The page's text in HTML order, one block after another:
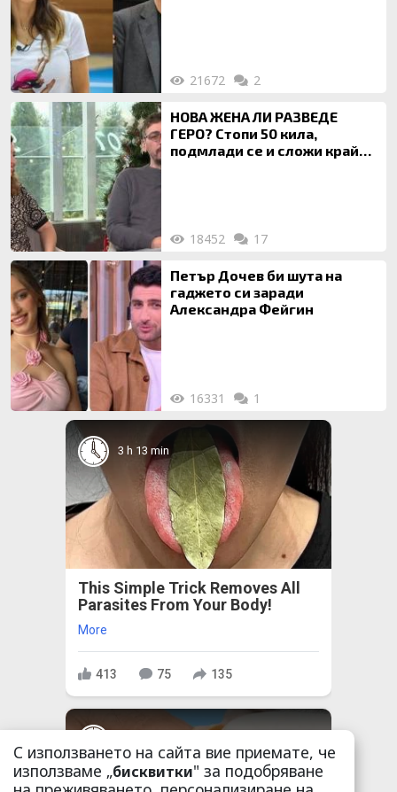
21672 2
НОВА ЖЕНА ЛИ РАЗВЕДЕ
ГЕРО? Стопи 50 кила,
подмлади се и сложи край
18452 17
Петър Дочев би шута на
гаджето си заради
Александра Фейгин
16331 1
3 h 13 min
This Simple Trick Removes All
Parasites From Your Body!
More
413 75 135
С използването на сайта вие приемате, че
използваме „бисквитки" за подобряване